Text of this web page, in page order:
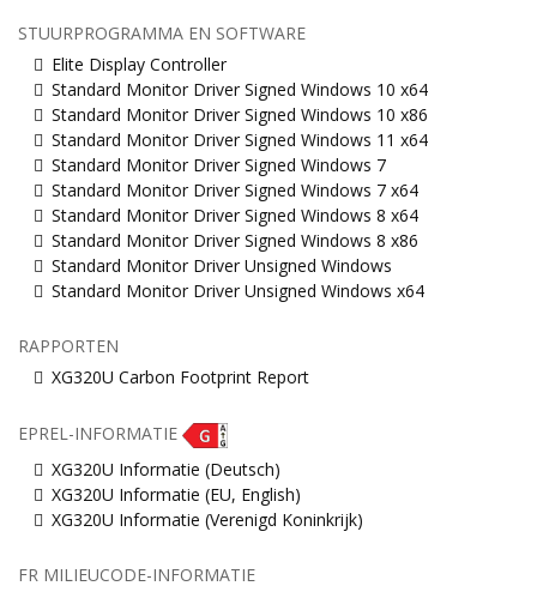
STUURPROGRAMMA EN SOFTWARE
Elite Display Controller
Standard Monitor Driver Signed Windows 10 x64
Standard Monitor Driver Signed Windows 10 x86
Standard Monitor Driver Signed Windows 11 x64
Standard Monitor Driver Signed Windows 7
Standard Monitor Driver Signed Windows 7 x64
Standard Monitor Driver Signed Windows 8 x64
Standard Monitor Driver Signed Windows 8 x86
Standard Monitor Driver Unsigned Windows
Standard Monitor Driver Unsigned Windows x64
RAPPORTEN
XG320U Carbon Footprint Report
EPREL-INFORMATIE
XG320U Informatie (Deutsch)
XG320U Informatie (EU, English)
XG320U Informatie (Verenigd Koninkrijk)
FR MILIEUCODE-INFORMATIE